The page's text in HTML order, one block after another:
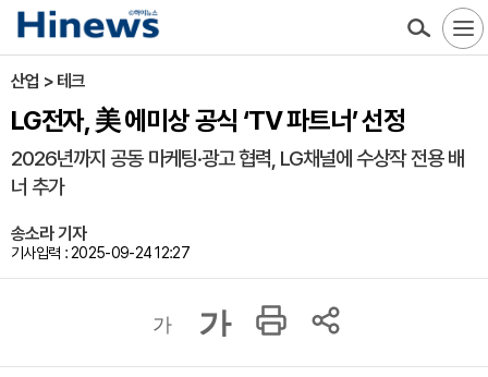
산업 > 테크
LG전자, 美 에미상 공식 ‘TV 파트너’ 선정
2026년까지 공동 마케팅·광고 협력, LG채널에 수상작 전용 배
너 추가
송소라 기자
기사입력 : 2025-09-24 12:27
가 가